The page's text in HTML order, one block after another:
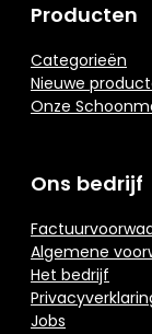
Producten
Categorieën
Nieuwe
Onze
Ons bedrijf
Algemene
Het bedrijf
Jobs